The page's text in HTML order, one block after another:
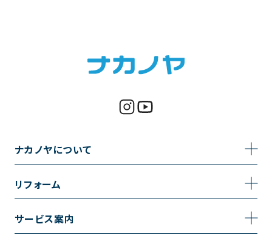
ナカノヤについて
事業内容
採用情報
リフォーム
トイレのリフォーム
サービス案内